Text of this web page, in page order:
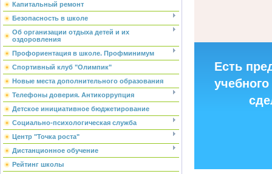
Капитальный ремонт
Безопасность в школе
Об организации отдыха детей и их
оздоровления
Профориентация в школе. Профминимум
Спортивный клуб "Олимпик"
Новые места дополнительного образования
Телефоны доверия. Антикоррупция
Детское инициативное бюджетирование
Социально-психологическая служба
Центр "Точка роста"
Дистанционное обучение
Рейтинг школы
Есть